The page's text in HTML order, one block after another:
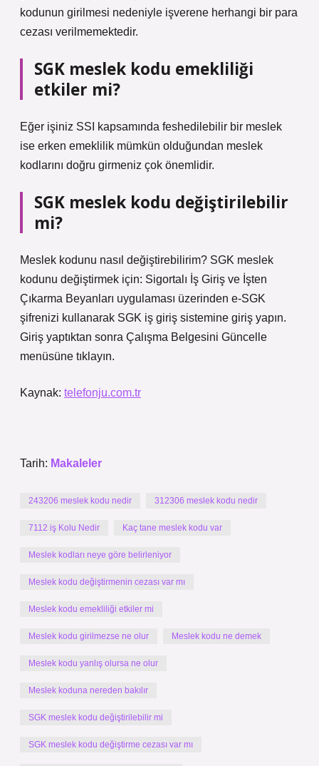
kodunun girilmesi nedeniyle işverene herhangi bir para
cezası verilmemektedir.
SGK meslek kodu emekliliği
etkiler mi?
Eğer işiniz SSI kapsamında feshedilebilir bir meslek
ise erken emeklilik mümkün olduğundan meslek
kodlarını doğru girmeniz çok önemlidir.
SGK meslek kodu değiştirilebilir
mi?
Meslek kodunu nasıl değiştirebilirim? SGK meslek
kodunu değiştirmek için: Sigortalı İş Giriş ve İşten
Çıkarma Beyanları uygulaması üzerinden e-SGK
şifrenizi kullanarak SGK iş giriş sistemine giriş yapın.
Giriş yaptıktan sonra Çalışma Belgesini Güncelle
menüsüne tıklayın.
Kaynak: telefonju.com.tr
Tarih: Makaleler
243206 meslek kodu nedir 312306 meslek kodu nedir
7112 iş Kolu Nedir Kaç tane meslek kodu var
Meslek kodları neye göre belirleniyor
Meslek kodu değiştirmenin cezası var mı
Meslek kodu emekliliği etkiler mi
Meslek kodu girilmezse ne olur Meslek kodu ne demek
Meslek kodu yanlış olursa ne olur
Meslek koduna nereden bakılır
SGK meslek kodu değiştirilebilir mi
SGK meslek kodu değiştirme cezası var mı